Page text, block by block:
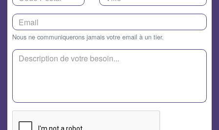
Nous ne communiquerons jamais votre email à un tier.